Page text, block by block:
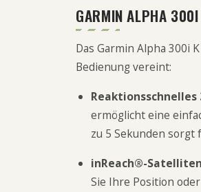
GARMIN ALPHA 300I
Das Garmin Alpha 300i
Bedienung vereint:
ermöglicht eine
zu 5 Sekunden sorgt
inReach®-
Sie Ihre Position